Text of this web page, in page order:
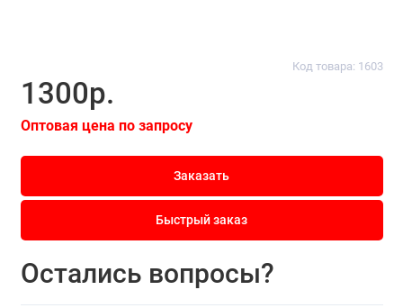
Код товара: 1603
1300р.
Оптовая цена по запросу
Заказать
Быстрый заказ
Остались вопросы?